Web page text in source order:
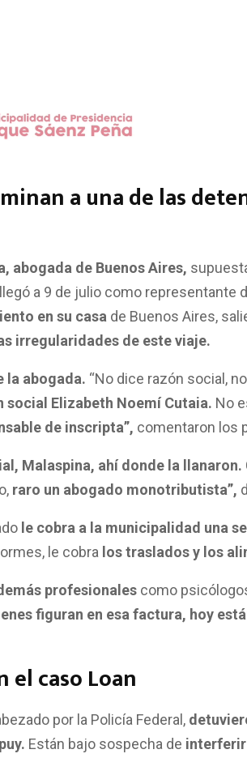
a una de las
abogada de Buenos Aires,
a 9 de julio como representante
en su casa de Buenos Aires,
irregularidades de este viaje.
la abogada. “No dice razón social,
social Elizabeth Noemí Cutaia. No
de inscripta”, comentaron los
Malaspina, ahí donde la llanaron.
raro un abogado monotributista”,
le cobra a la municipalidad una
le cobra los traslados y los
profesionales como
figuran en esa factura, hoy
el caso Loan
por la Policía Federal,
Están bajo sospecha de interferir